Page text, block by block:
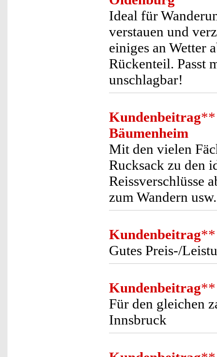
Ideal für
verstauen und
einiges an Wetter
Rückenteil. Passt
unschlagbar!
Kundenbeitrag**
Bäumenheim
Mit den vielen
Rucksack zu den
Reissverschlüsse
zum Wandern
Kundenbeitrag**
Gutes Preis-/
Kundenbeitrag**
Für den gleichen
Innsbruck